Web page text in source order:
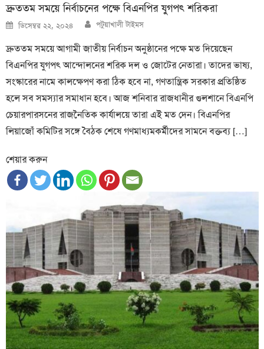
দ্রুততম সময়ে নির্বাচনের পক্ষে বিএনপির যুগপৎ শরিকরা
Posted
on
ডিসেম্বর ২২, ২০২৪ Author
পটুয়াখালী টাইমস
দ্রুততম সময়ে আগামী জাতীয় নির্বাচন অনুষ্ঠানের পক্ষে মত দিয়েছেন
বিএনপির যুগপৎ আন্দোলনের শরিক দল ও জোটের নেতারা। তাদের ভাষ্য,
সংস্কারের নামে কালক্ষেপণ করা ঠিক হবে না, গণতান্ত্রিক সরকার প্রতিষ্ঠিত
হলে সব সমস্যার সমাধান হবে। আজ শনিবার রাজধানীর গুলশানে বিএনপি
চেয়ারপারসনের রাজনৈতিক কার্যালয়ে তারা এই মত দেন। বিএনপির
লিয়াজোঁ কমিটির সঙ্গে বৈঠক শেষে গণমাধ্যমকর্মীদের সামনে বক্তব্য […]
শেয়ার করুন